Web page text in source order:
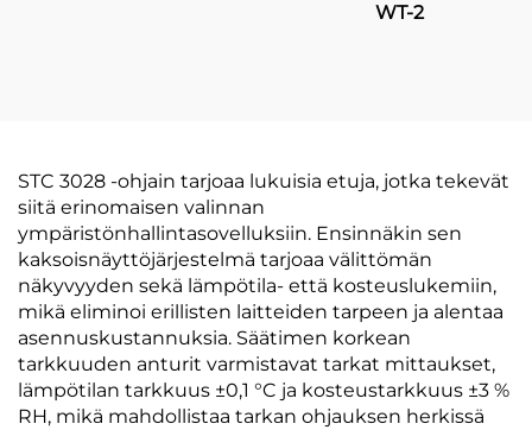
WT-2
STC 3028 -ohjain tarjoaa lukuisia etuja, jotka tekevät
siitä erinomaisen valinnan
ympäristönhallintasovelluksiin. Ensinnäkin sen
kaksoisnäyttöjärjestelmä tarjoaa välittömän
näkyvyyden sekä lämpötila- että kosteuslukemiin,
mikä eliminoi erillisten laitteiden tarpeen ja alentaa
asennuskustannuksia. Säätimen korkean
tarkkuuden anturit varmistavat tarkat mittaukset,
lämpötilan tarkkuus ±0,1 °C ja kosteustarkkuus ±3 %
RH, mikä mahdollistaa tarkan ohjauksen herkissä